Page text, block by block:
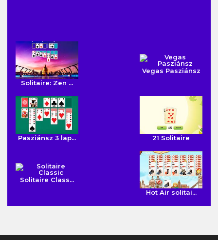
Solitaire: Zen ...
Vegas Pasziánsz
Pasziánsz 3 lap... 21 Solitaire
Solitaire Class...
Hot Air solitai...